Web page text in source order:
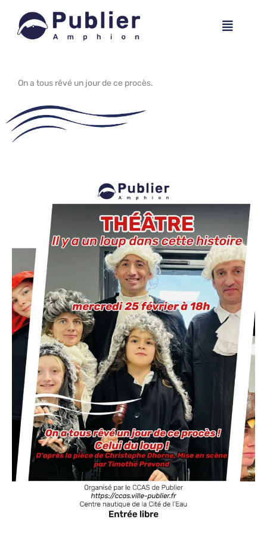
contenu
Menu
On a tous rêvé un jour de ce procès.